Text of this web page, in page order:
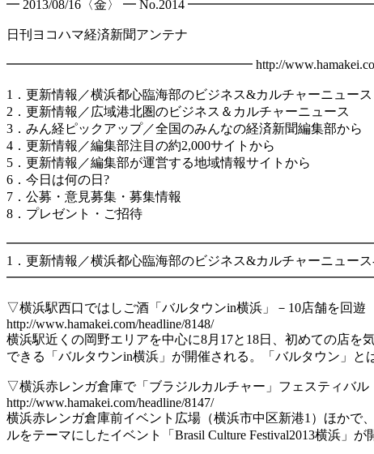
━ 2013/08/16〈金〉 ━ No.2014
日刊ヨコハマ経済新聞アンテナ
━━━━━━━━━━━━━━━━━━━ http://
1．更新情報／横浜都心臨海部のビジネス&カルチャーニュース
2．更新情報／広域港北圏のビジネス＆カルチャーニュース
3．みん経ピックアップ／全国のみんなの経済新聞編集部から
4．更新情報／編集部注目の約2,000サイトから
5．更新情報／編集部が運営する地域情報サイトから
6．今日は何の日?
7．公募・意見募集・募集情報
8．プレゼント・ご招待
1．更新情報／横浜都心臨海部のビジネス&カルチャーニュー
▽横浜駅西口ではしご酒「バルタウンin横浜」－10店舗を回遊
http://www.hamakei.com/headline/8148/
横浜駅近くの岡野エリアを中心に8月17と18日、初めての店を
できる「バルタウンin横浜」が開催される。「バルタウン」
▽横浜赤レンガ倉庫で「ブラジルカルチャー」フェスティバル
http://www.hamakei.com/headline/8147/
横浜赤レンガ倉庫前イベント広場（横浜市中区新港1）ほかで
ルをテーマにしたイベント「Brasil Culture Festival2013横浜」